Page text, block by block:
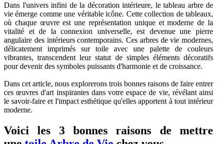
Dans l'univers infini de la décoration intérieure, le tableau arbre de
vie émerge comme une véritable icône. Cette collection de tableaux,
où chaque œuvre est une représentation unique et moderne de la
vitalité et de la connexion universelle, est devenue une pierre
angulaire des intérieurs contemporains. Ces arbres de vie modernes,
délicatement imprimés sur toile avec une palette de couleurs
vibrantes, transcendent leur statut de simples éléments décoratifs
pour devenir des symboles puissants d'harmonie et de croissance.
Dans cet article, nous explorerons trois bonnes raisons de faire entrer
ces œuvres d'art inspirantes dans votre espace de vie, révélant ainsi
le savoir-faire et l'impact esthétique qu'elles apportent à tout intérieur
moderne.
Voici les 3 bonnes raisons de mettre